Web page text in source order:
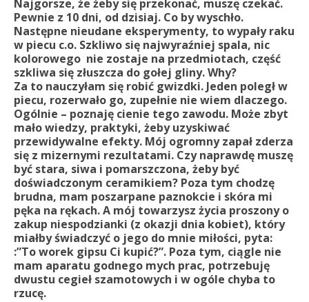
Najgorsze, że żeby się przekonać, muszę czekać.
Pewnie z 10 dni, od dzisiaj. Co by wyschło.
Następne nieudane eksperymenty, to wypały raku
w piecu c.o. Szkliwo się najwyraźniej spala, nic
kolorowego nie zostaje na przedmiotach, część
szkliwa się złuszcza do gołej gliny. Why?
Za to nauczyłam się robić gwizdki. Jeden poległ w
piecu, rozerwało go, zupełnie nie wiem dlaczego.
Ogólnie – poznaję cienie tego zawodu. Może zbyt
mało wiedzy, praktyki, żeby uzyskiwać
przewidywalne efekty. Mój ogromny zapał zderza
się z mizernymi rezultatami. Czy naprawdę muszę
być stara, siwa i pomarszczona, żeby być
doświadczonym ceramikiem? Poza tym chodzę
brudna, mam poszarpane paznokcie i skóra mi
pęka na rękach. A mój towarzysz życia proszony o
zakup niespodzianki (z okazji dnia kobiet), który
miałby świadczyć o jego do mnie miłości, pyta:
:”To worek gipsu Ci kupić?”. Poza tym, ciągle nie
mam aparatu godnego mych prac, potrzebuję
dwustu cegieł szamotowych i w ogóle chyba to
rzucę.